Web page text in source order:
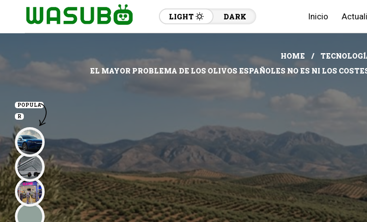
LIGHT DARK Inicio
HOME
EL MAYOR PROBLEMA DE LOS OLIVOS ESPAÑOLES NO ES NI LOS
POPULA
R